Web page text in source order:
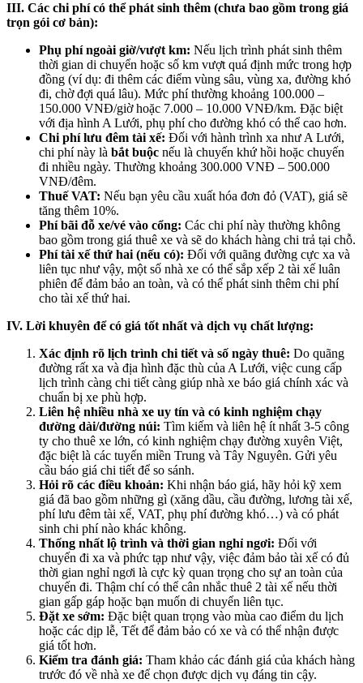
III. Các chi phí có thể phát sinh thêm (chưa bao gồm trong giá
trọn gói cơ bản):
Phụ phí ngoài giờ/vượt km: Nếu lịch trình phát sinh thêm
thời gian di chuyển hoặc số km vượt quá định mức trong hợp
đồng (ví dụ: đi thêm các điểm vùng sâu, vùng xa, đường khó
đi, chờ đợi quá lâu). Mức phí thường khoảng 100.000 –
150.000 VNĐ/giờ hoặc 7.000 – 10.000 VNĐ/km. Đặc biệt
với địa hình A Lưới, phụ phí cho đường khó có thể cao hơn.
Chi phí lưu đêm tài xế: Đối với hành trình xa như A Lưới,
chi phí này là bắt buộc nếu là chuyến khứ hồi hoặc chuyến
đi nhiều ngày. Thường khoảng 300.000 VNĐ – 500.000
VNĐ/đêm.
Thuế VAT: Nếu bạn yêu cầu xuất hóa đơn đỏ (VAT), giá sẽ
tăng thêm 10%.
Phí bãi đỗ xe/vé vào cổng: Các chi phí này thường không
bao gồm trong giá thuê xe và sẽ do khách hàng chi trả tại chỗ.
Phí tài xế thứ hai (nếu có): Đối với quãng đường cực xa và
liên tục như vậy, một số nhà xe có thể sắp xếp 2 tài xế luân
phiên để đảm bảo an toàn, và có thể phát sinh thêm chi phí
cho tài xế thứ hai.
IV. Lời khuyên để có giá tốt nhất và dịch vụ chất lượng:
Xác định rõ lịch trình chi tiết và số ngày thuê: Do quãng
đường rất xa và địa hình đặc thù của A Lưới, việc cung cấp
lịch trình càng chi tiết càng giúp nhà xe báo giá chính xác và
chuẩn bị xe phù hợp.
Liên hệ nhiều nhà xe uy tín và có kinh nghiệm chạy
đường dài/đường núi: Tìm kiếm và liên hệ ít nhất 3-5 công
ty cho thuê xe lớn, có kinh nghiệm chạy đường xuyên Việt,
đặc biệt là các tuyến miền Trung và Tây Nguyên. Gửi yêu
cầu báo giá chi tiết để so sánh.
Hỏi rõ các điều khoản: Khi nhận báo giá, hãy hỏi kỹ xem
giá đã bao gồm những gì (xăng dầu, cầu đường, lương tài xế,
phí lưu đêm tài xế, VAT, phụ phí đường khó…) và có phát
sinh chi phí nào khác không.
Thống nhất lộ trình và thời gian nghỉ ngơi: Đối với
chuyến đi xa và phức tạp như vậy, việc đảm bảo tài xế có đủ
thời gian nghỉ ngơi là cực kỳ quan trọng cho sự an toàn của
chuyến đi. Thậm chí có thể cân nhắc thuê 2 tài xế nếu thời
gian gấp gáp hoặc bạn muốn di chuyển liên tục.
Đặt xe sớm: Đặc biệt quan trọng vào mùa cao điểm du lịch
hoặc các dịp lễ, Tết để đảm bảo có xe và có thể nhận được
giá tốt hơn.
Kiểm tra đánh giá: Tham khảo các đánh giá của khách hàng
trước đó về nhà xe để chọn được dịch vụ đáng tin cậy.